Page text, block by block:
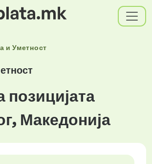
и Уметност
позицијата
Македонија